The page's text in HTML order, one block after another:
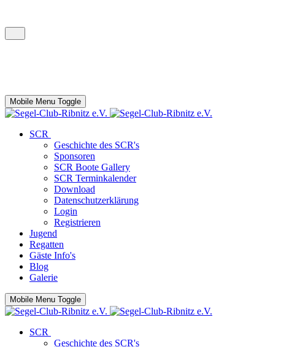
Mobile Menu Toggle
SCR
Geschichte des SCR's
Sponsoren
SCR Boote Gallery
SCR Terminkalender
Download
Datenschutzerklärung
Login
Registrieren
Jugend
Regatten
Gäste Info's
Blog
Galerie
Mobile Menu Toggle
SCR
Geschichte des SCR's